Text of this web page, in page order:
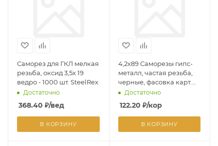
Саморез для ГКЛ мелкая
резьба, оксид 3,5х 19
ведро - 1000 шт. SteelRex
Достаточно
368.40 ₽/вед
В КОРЗИНУ
4,2х89 Саморезы гипс-
металл, частая резьба,
черные, фасовка карт.
кор. - 100 шт. Л-5
Достаточно
122.20 ₽/кор
В КОРЗИНУ